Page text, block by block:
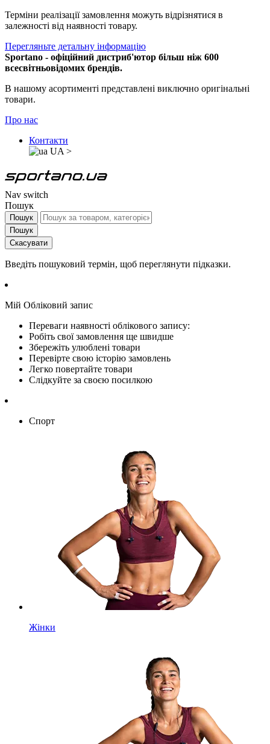
Терміни реалізації замовлення можуть відрізнятися в
залежності від наявності товару.
Перегляньте детальну інформацію
Sportano - офіційний дистриб'ютор більш ніж 600
всесвітньовідомих брендів.
В нашому асортименті представлені виключно оригінальні
товари.
Про нас
Контакти
UA >
Nav switch
Пошук
Пошук
Пошук
Скасувати
Введіть пошуковий термін, щоб переглянути підказки.
Мій Обліковий запис
Переваги наявності облікового запису:
Робіть свої замовлення ще швидше
Збережіть улюблені товари
Перевірте свою історію замовлень
Легко повертайте товари
Слідкуйте за своєю посилкою
Спорт
Жінки